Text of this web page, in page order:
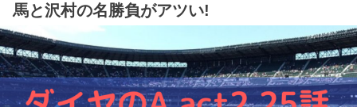
馬と沢村の名勝負がアツい!